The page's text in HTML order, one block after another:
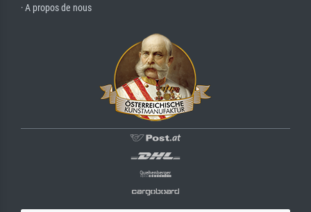
· A propos de nous